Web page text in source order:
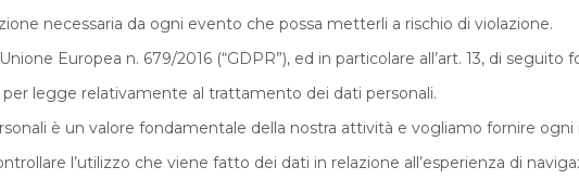
necessaria da ogni evento che possa metterli a rischio di violazione.
Europea n. 679/2016 (“GDPR”), ed in particolare all’art. 13, di seguito
legge relativamente al trattamento dei dati personali.
è un valore fondamentale della nostra attività e vogliamo fornire
l’utilizzo che viene fatto dei dati in relazione all’esperienza di